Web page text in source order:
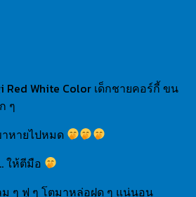
Red White Color เด็กชายคอร์กี้ ขน
ๆ
หายไปหมด
ให้ตีมือ
ๆ ฟู ๆ โตมาหล่อฝุด ๆ แน่นอน